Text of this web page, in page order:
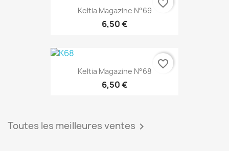
Keltia Magazine N°69
6,50 €
favorite_border
Keltia Magazine N°68
6,50 €
favorite_border
Toutes les meilleures ventes 